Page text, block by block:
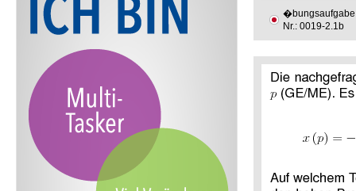
�bungsaufgabe
Nr.: 0019-2.1b